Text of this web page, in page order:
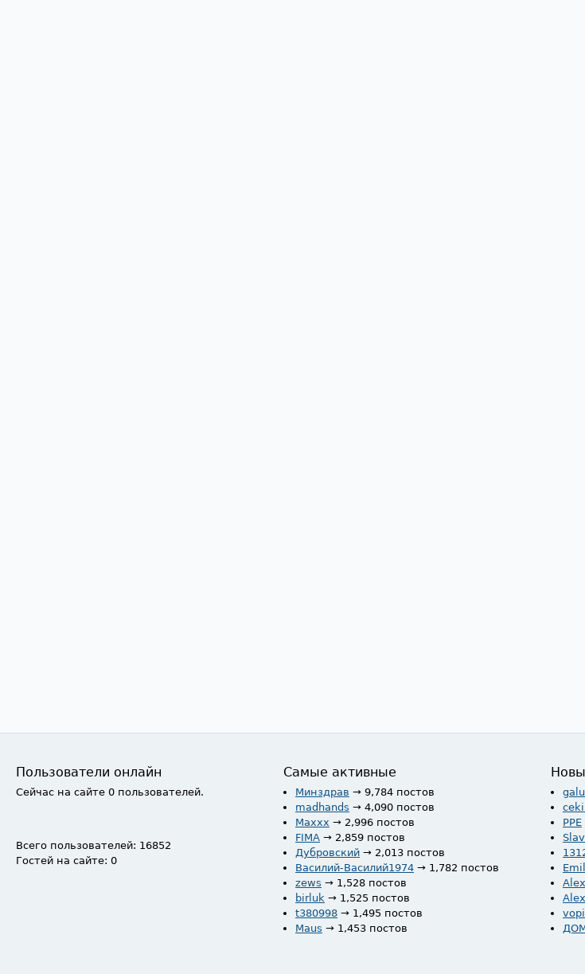
Пользователи онлайн
Сейчас на сайте 0 пользователей.
Всего пользователей: 16852
Гостей на сайте: 0
Самые активные
Минздрав → 9,784 постов
madhands → 4,090 постов
Maxxx → 2,996 постов
FIMA → 2,859 постов
Дубровский → 2,013 постов
Василий-Василий1974 → 1,782 постов
zews → 1,528 постов
birluk → 1,525 постов
t380998 → 1,495 постов
Maus → 1,453 постов
PPE
Emil